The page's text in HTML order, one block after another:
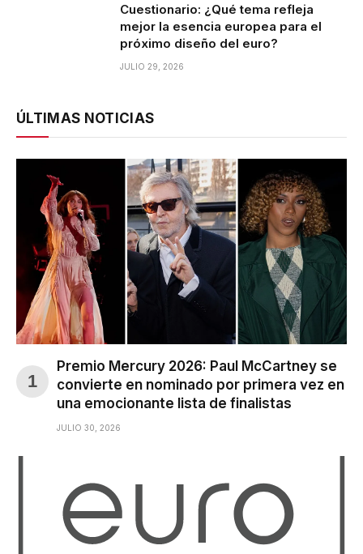
Cuestionario: ¿Qué tema refleja
mejor la esencia europea para el
próximo diseño del euro?
JULIO 29, 2026
ÚLTIMAS NOTICIAS
Premio Mercury 2026: Paul McCartney se
convierte en nominado por primera vez en
una emocionante lista de finalistas
JULIO 30, 2026